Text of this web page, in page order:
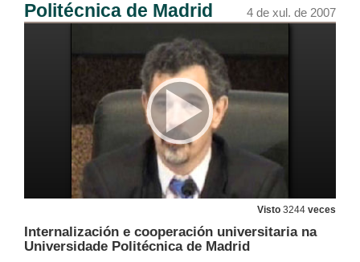
Politécnica de Madrid
4 de xul. de 2007
Visto 3244 veces
Internalización e cooperación universitaria na
Universidade Politécnica de Madrid